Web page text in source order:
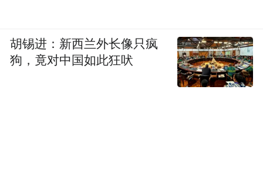
胡锡进：新西兰外长像只疯
狗，竟对中国如此狂吠